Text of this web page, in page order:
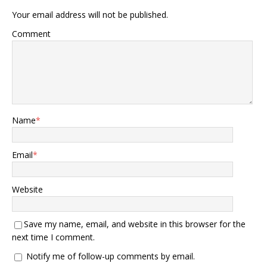
Your email address will not be published.
Comment
Name*
Email*
Website
Save my name, email, and website in this browser for the
next time I comment.
Notify me of follow-up comments by email.